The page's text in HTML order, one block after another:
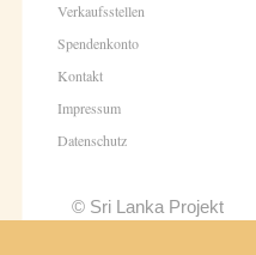
Verkaufsstellen
Spendenkonto
Kontakt
Impressum
Datenschutz
© Sri Lanka Projekt